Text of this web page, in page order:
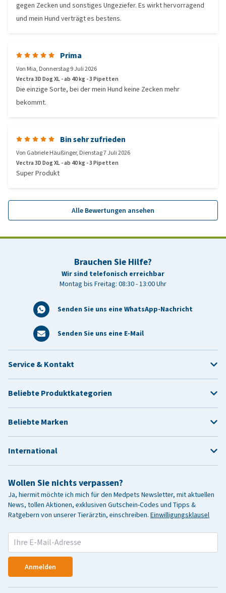
gegen Zecken und sonstiges Ungeziefer. Es wirkt hervorragend
und mein Hund verträgt es bestens.
Prima
Von Mia, Donnerstag 9 Juli 2026
Vectra 3D Dog XL - ab 40 kg - 3 Pipetten
Die einzige Sorte, bei der mein Hund keine Zecken mehr
bekommt.
Bin sehr zufrieden
Von Gabriele Häußinger, Dienstag 7 Juli 2026
Vectra 3D Dog XL - ab 40 kg - 3 Pipetten
Super Produkt
Alle Bewertungen ansehen
Brauchen Sie Hilfe?
Wir sind telefonisch erreichbar
Montag bis Freitag: 08:30 - 13:00 Uhr
Senden Sie uns eine WhatsApp-Nachricht
Senden Sie uns eine E-Mail
Wollen Sie nichts verpassen?
Ja, hiermit möchte ich mich für den Medpets Newsletter, mit aktuellen
News, tollen Aktionen, exklusiven Gutschein-Codes und Tipps &
Ratgebern von unserer Tierärztin, einschreiben. Einwilligungsklausel
Anmelden
Service & Kontakt
Beliebte Produktkategorien
Beliebte Marken
International